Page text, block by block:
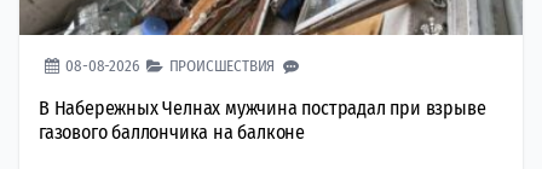
08-08-2026 ПРОИСШЕСТВИЯ
В Набережных Челнах мужчина пострадал при взрыве
газового баллончика на балконе